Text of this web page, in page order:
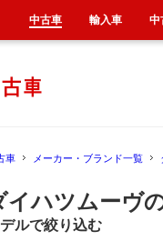
車 メーカー・ブランド一覧
イハツムーヴ
ルで絞り込む
中古車 輸入車 中